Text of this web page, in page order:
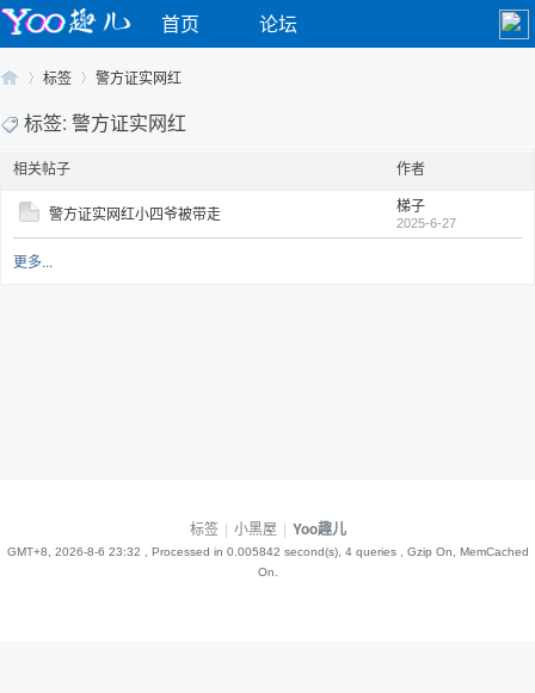
首页 论坛
Yo›
标签 警方证实网红
标签: 警方证实网红
相关帖子 作者
警方证实网红小四爷被带走 梯子
2025-6-27
更多...
标签 | 小黑屋 | Yoo趣儿
GMT+8, 2026-8-6 23:32 , Processed in 0.005842 second(s), 4 queries , Gzip On, MemCached
On.